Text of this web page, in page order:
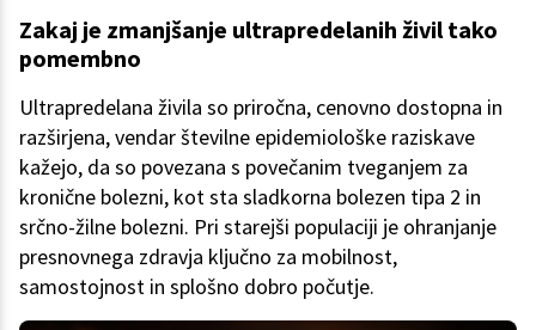
Zakaj je zmanjšanje ultrapredelanih živil tako
pomembno
Ultrapredelana živila so priročna, cenovno dostopna in
razširjena, vendar številne epidemiološke raziskave
kažejo, da so povezana s povečanim tveganjem za
kronične bolezni, kot sta sladkorna bolezen tipa 2 in
srčno-žilne bolezni. Pri starejši populaciji je ohranjanje
presnovnega zdravja ključno za mobilnost,
samostojnost in splošno dobro počutje.